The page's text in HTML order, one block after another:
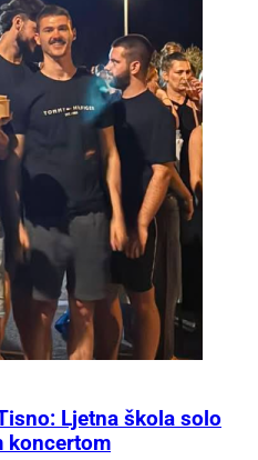
Ljetna škola solo
koncertom